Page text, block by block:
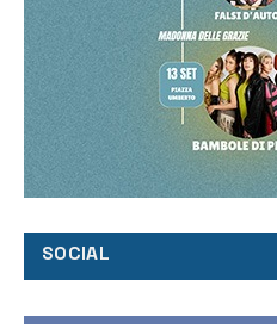
SOCIAL